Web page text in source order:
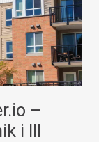
–
i III